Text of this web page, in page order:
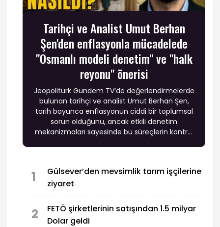
Tarihçi ve Analist Umut Berhan
Şen'den enflasyonla mücadelede
"Osmanlı modeli denetim" ve "halk
reyonu" önerisi
Jeopolitürk Gündem TV’de değerlendirmelerde
bulunan tarihçi ve analist Umut Berhan Şen,
tarih boyunca enflasyonun ciddi bir toplumsal
sorun olduğunu, ancak etkili denetim
mekanizmaları sayesinde bu süreçlerin kontrol
1
Gülsever’den mevsimlik tarım işçilerine
ziyaret
2
FETÖ şirketlerinin satışından 1.5 milyar
Dolar geldi